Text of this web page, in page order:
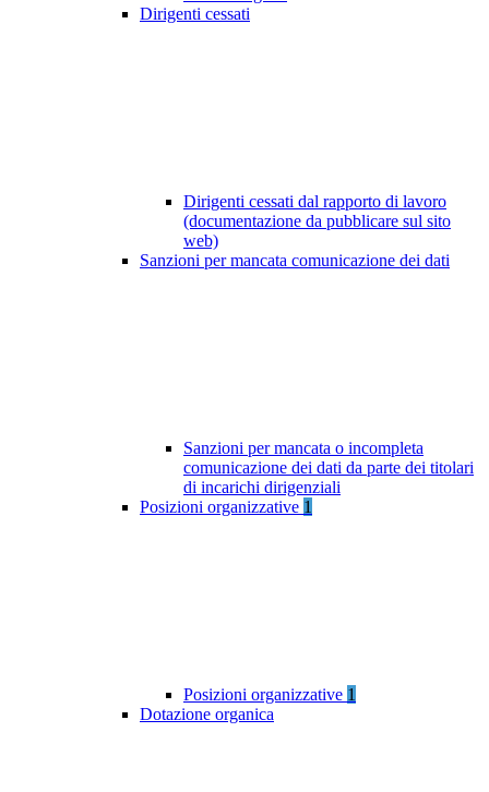
Dirigenti cessati
Dirigenti cessati dal rapporto di lavoro
(documentazione da pubblicare sul sito
web)
Sanzioni per mancata comunicazione dei dati
Sanzioni per mancata o incompleta
comunicazione dei dati da parte dei titolari
di incarichi dirigenziali
Posizioni organizzative 1
Posizioni organizzative 1
Dotazione organica